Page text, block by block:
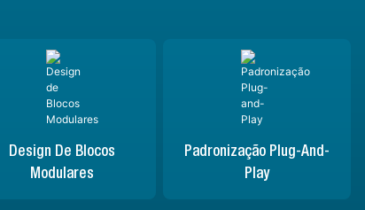
Design De Blocos
Modulares
Padronização Plug-And-
Play